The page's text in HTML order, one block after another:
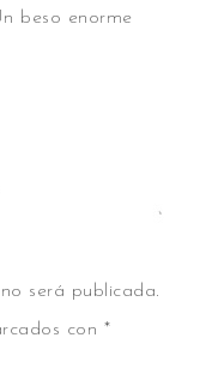
beso enorme
será publicada.
con *